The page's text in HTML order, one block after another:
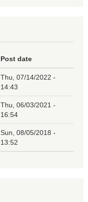
Post date
Thu, 07/14/2022 -
14:43
Thu, 06/03/2021 -
16:54
Sun, 08/05/2018 -
13:52